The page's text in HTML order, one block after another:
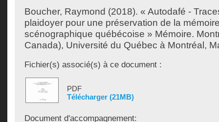
Boucher, Raymond (2018). « Autodafé -
plaidoyer pour une préservation de la
scénographique québécoise » Mémoire.
Canada), Université du Québec à Montréal,
Fichier(s) associé(s) à ce document :
PDF
Télécharger (21MB)
Document d'accompagnement: